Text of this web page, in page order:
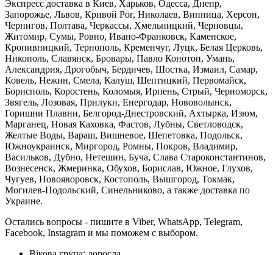
Экспресс доставка в Киев, Харьков, Одесса, Днепр,
Запорожье, Львов, Кривой Рог, Николаев, Винница, Херсон,
Чернигов, Полтава, Черкассы, Хмельницкий, Черновцы,
Житомир, Сумы, Ровно, Ивано-Франковск, Каменское,
Кропивницкий, Тернополь, Кременчуг, Луцк, Белая Церковь,
Никополь, Славянск, Бровары, Павло Конотоп, Умань,
Александрия, Дрогобыч, Бердичев, Шостка, Измаил, Самар,
Ковель, Нежин, Смела, Калуш, Шептицкий, Первомайск,
Борисполь, Коростень, Коломыя, Ирпень, Стрый, Черноморск,
Звягель, Лозовая, Прилуки, Енергодар, Нововолынск,
Горишни Плавни, Белгород-Днестровский, Ахтырка, Изюм,
Марганец, Новая Каховка, Фастов, Лубны, Светловодск,
Желтые Воды, Вараш, Вишневое, Шепетовка, Подольск,
Южноукраинск, Миргород, Ромны, Покров, Владимир,
Васильков, Дубно, Нетешин, Буча, Слава Староконстантинов,
Вознесенск, Жмеринка, Обухов, Борислав, Южное, Глухов,
Чугуев, Новояворовск, Костополь, Вышгород, Токмак,
Могилев-Подольский, Синельниково, а также доставка по
Украине.
Остались вопросы - пишите в Viber, WhatsApp, Telegram,
Facebook, Instagram и мы поможем с выбором.